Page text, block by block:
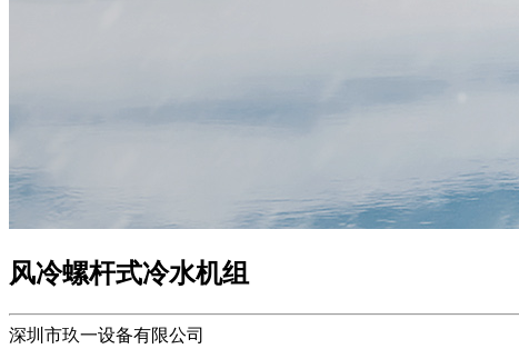
风冷螺杆式冷水机组
深圳市玖一设备有限公司